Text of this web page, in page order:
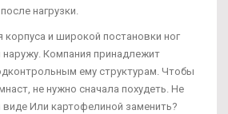
нагрузки.
и широкой постановки ног
Компания принадлежит
ему структурам. Чтобы
не нужно сначала похудеть. Не
Или картофелиной заменить?